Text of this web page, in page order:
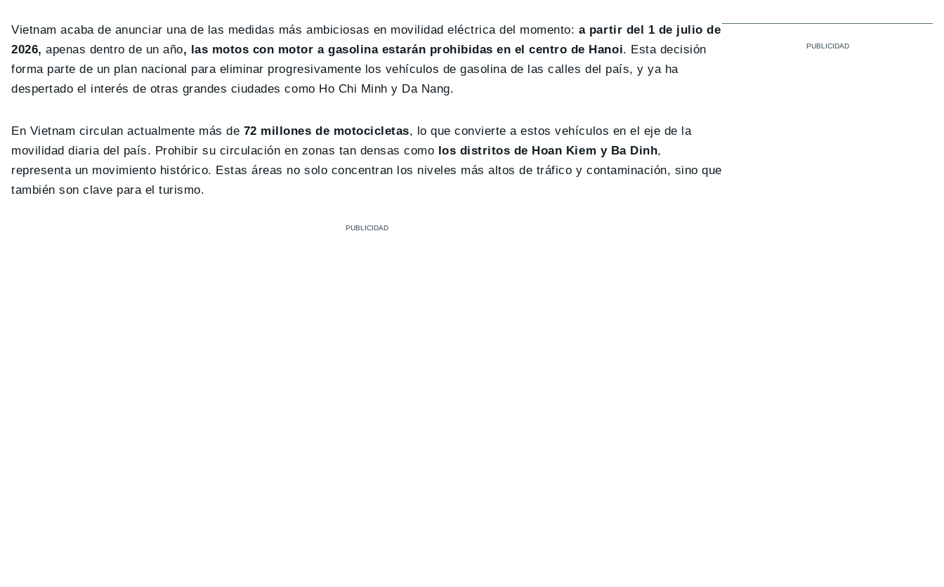
Vietnam acaba de anunciar una de las medidas más ambiciosas en movilidad eléctrica del momento: a partir del 1 de julio de
2026,apenas dentro de un año, las motos con motor a gasolina estarán prohibidas en el centro de Hanoi. Esta decisión
forma parte de un plan nacional para eliminar progresivamente los vehículos de gasolina de las calles del país, y ya ha
despertado el interés de otras grandes ciudades como Ho Chi Minh y Da Nang.
En Vietnam circulan actualmente más de 72 millones de motocicletas, lo que convierte a estos vehículos en el eje de la
movilidad diaria del país. Prohibir su circulación en zonas tan densas como los distritos de Hoan Kiem y Ba Dinh,
representa un movimiento histórico. Estas áreas no solo concentran los niveles más altos de tráfico y contaminación, sino que
también son clave para el turismo.